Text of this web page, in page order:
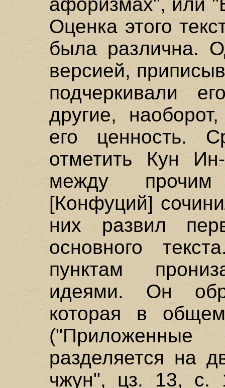
Оценка этого
была различна.
версией,
подчеркивали
другие,
его ценность.
отметить Кун
между прочим
[Конфуций]
них развил
основного
пунктам
идеями. Он
которая в
разделяется на
чжун", цз. 13, с.